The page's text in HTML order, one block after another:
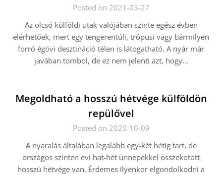
Posted on 2021-03-27
Az olcsó külföldi utak valójában szinte egész évben
elérhetőek, mert egy tengerentúli, trópusi vagy bármilyen
forró égövi desztináció télen is látogatható. A nyár már
javában tombol, de ez nem jelenti azt, hogy…
Megoldható a hosszú hétvége külföldön
repülővel
Posted on 2020-10-09
A nyaralás általában legalább egy-két hétig tart, de
országos szinten évi hat-hét ünnepekkel összekötött
hosszú hétvége van. Érdemes ilyenkor elgondolkodni a